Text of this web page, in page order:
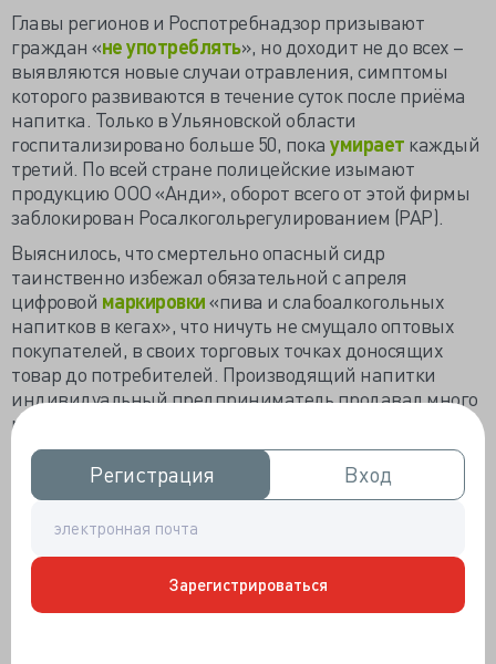
Регистрация
Регистрация Вход
Вход
Зарегистрироваться
Главы регионов и Роспотребнадзор призывают
граждан «не употреблять», но доходит не до всех –
выявляются новые случаи отравления, симптомы
которого развиваются в течение суток после приёма
напитка. Только в Ульяновской области
госпитализировано больше 50, пока умирает каждый
третий. По всей стране полицейские изымают
продукцию ООО «Анди», оборот всего от этой фирмы
заблокирован Росалкогольрегулированием (РАР).
Выяснилось, что смертельно опасный сидр
таинственно избежал обязательной с апреля
цифровой маркировки«пива и слабоалкогольных
напитков в кегах», что ничуть не смущало оптовых
покупателей, в своих торговых точках доносящих
товар до потребителей. Производящий напитки
индивидуальный предприниматель продавал много
разнообразного слабоалкогольного пойла,
гарантируя «лучшие цены и качество на рынке
России», и к 32 годам в бизнесе Анар Гусейнов был
разносторонней личностью.
В 2016 году занялся оптовой торговлей зерном и
«созданием баз данных», через год забросил зерно,
ещё через год расстался с затеями по базам данных. В
2020 году начал «строительство» поселкового